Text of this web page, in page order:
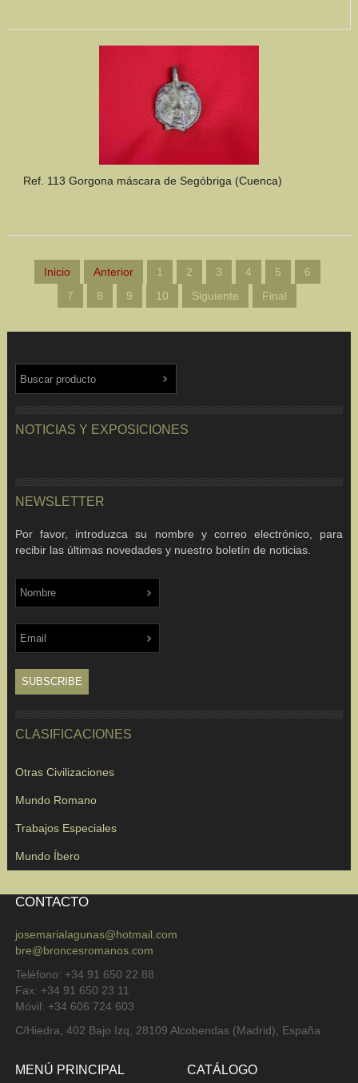
Ref. 113 Gorgona máscara de Segóbriga (Cuenca)
Inicio Anterior 1 2 3 4 5
6
7
8 9 10 Siguiente Final
NOTICIAS Y EXPOSICIONES
NEWSLETTER
Por favor, introduzca su nombre y correo electrónico, para
recibir las últimas novedades y nuestro boletín de noticias.
CLASIFICACIONES
Otras Civilizaciones
Mundo Romano
Trabajos Especiales
Mundo Íbero
CONTACTO
josemarialagunas@hotmail.com
bre@broncesromanos.com
Teléfono: +34 91 650 22 88
Fax: +34 91 650 23 11
Móvil: +34 606 724 603
C/Hiedra, 402 Bajo Izq, 28109 Alcobendas (Madrid), España
MENÚ PRINCIPAL CATÁLOGO